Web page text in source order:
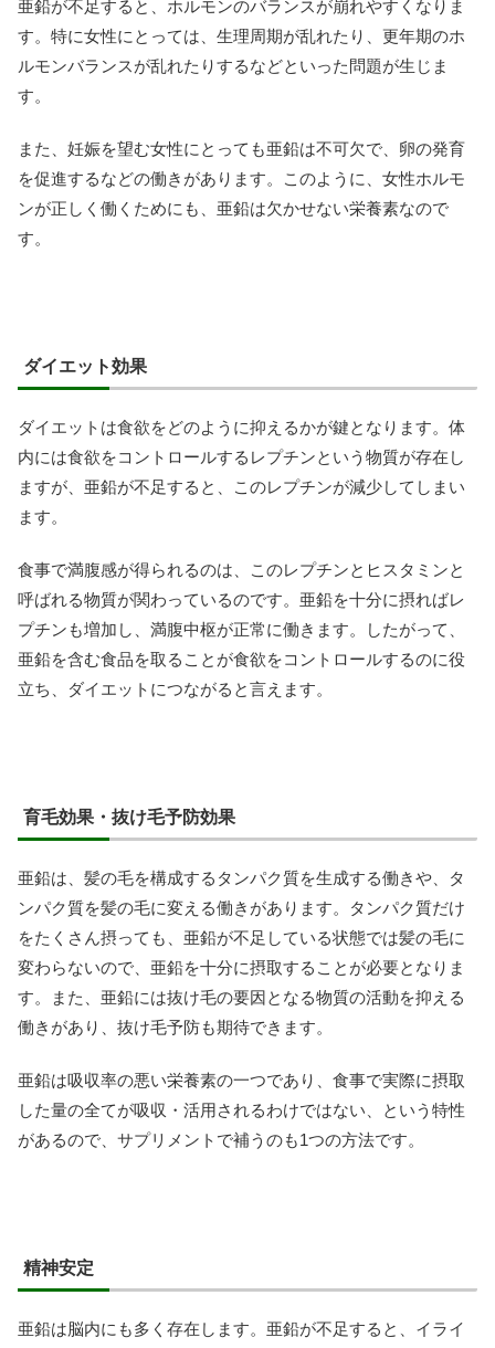
亜鉛が不足すると、ホルモンのバランスが崩れやすくなりま
す。特に女性にとっては、生理周期が乱れたり、更年期のホ
ルモンバランスが乱れたりするなどといった問題が生じま
す。
また、妊娠を望む女性にとっても亜鉛は不可欠で、卵の発育
を促進するなどの働きがあります。このように、女性ホルモ
ンが正しく働くためにも、亜鉛は欠かせない栄養素なので
す。
ダイエット効果
ダイエットは食欲をどのように抑えるかが鍵となります。体
内には食欲をコントロールするレプチンという物質が存在し
ますが、亜鉛が不足すると、このレプチンが減少してしまい
ます。
食事で満腹感が得られるのは、このレプチンとヒスタミンと
呼ばれる物質が関わっているのです。亜鉛を十分に摂ればレ
プチンも増加し、満腹中枢が正常に働きます。したがって、
亜鉛を含む食品を取ることが食欲をコントロールするのに役
立ち、ダイエットにつながると言えます。
育毛効果・抜け毛予防効果
亜鉛は、髪の毛を構成するタンパク質を生成する働きや、タ
ンパク質を髪の毛に変える働きがあります。タンパク質だけ
をたくさん摂っても、亜鉛が不足している状態では髪の毛に
変わらないので、亜鉛を十分に摂取することが必要となりま
す。また、亜鉛には抜け毛の要因となる物質の活動を抑える
働きがあり、抜け毛予防も期待できます。
亜鉛は吸収率の悪い栄養素の一つであり、食事で実際に摂取
した量の全てが吸収・活用されるわけではない、という特性
があるので、サプリメントで補うのも1つの方法です。
精神安定
亜鉛は脳内にも多く存在します。亜鉛が不足すると、イライ